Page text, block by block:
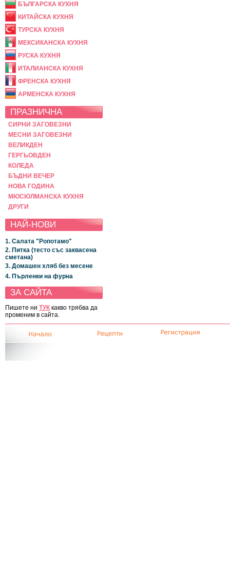
БЪЛГАРСКА КУХНЯ
КИТАЙСКА КУХНЯ
ТУРСКА КУХНЯ
МЕКСИКАНСКА КУХНЯ
РУСКА КУХНЯ
ИТАЛИАНСКА КУХНЯ
ФРЕНСКА КУХНЯ
АРМЕНСКА КУХНЯ
ПРАЗНИЧНА
СИРНИ ЗАГОВЕЗНИ
МЕСНИ ЗАГОВЕЗНИ
ВЕЛИКДЕН
ГЕРГЬОВДЕН
КОЛЕДА
БЪДНИ ВЕЧЕР
НОВА ГОДИНА
МЮСЮЛМАНСКА КУХНЯ
ДРУГИ
НАЙ-НОВИ
1. Салата "Ропотамо"
2. Питка (тесто със заквасена
сметана)
3. Домашен хляб без месене
4. Пърленки на фурна
ЗА САЙТА
Пишете ни ТУК какво трябва да
променим в сайта.